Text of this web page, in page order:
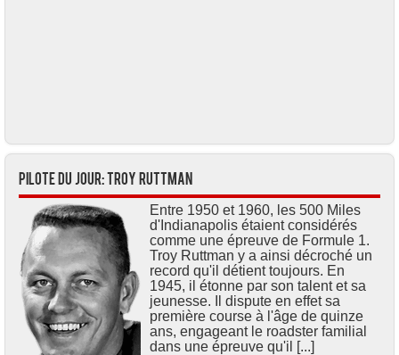
Pilote du jour: Troy RUTTMAN
Entre 1950 et 1960, les 500 Miles
d'Indianapolis étaient considérés
comme une épreuve de Formule 1.
Troy Ruttman y a ainsi décroché un
record qu'il détient toujours. En
1945, il étonne par son talent et sa
jeunesse. Il dispute en effet sa
première course à l'âge de quinze
ans, engageant le roadster familial
dans une épreuve qu'il [...]